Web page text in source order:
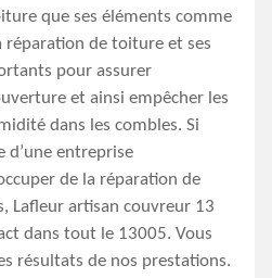
que ses éléments comme
réparation de toiture et ses
pour assurer
et ainsi empêcher les
dans les combles. Si
d’une entreprise
de la réparation de
Lafleur artisan couvreur 13
dans tout le 13005. Vous
résultats de nos prestations.